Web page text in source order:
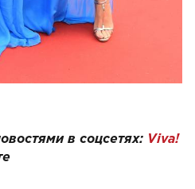
в соцсетях: Viva!